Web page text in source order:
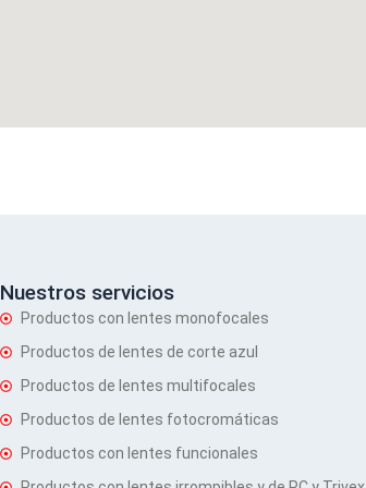
Nuestros servicios
Productos con lentes monofocales
Productos de lentes de corte azul
Productos de lentes multifocales
Productos de lentes fotocromáticas
Productos con lentes funcionales